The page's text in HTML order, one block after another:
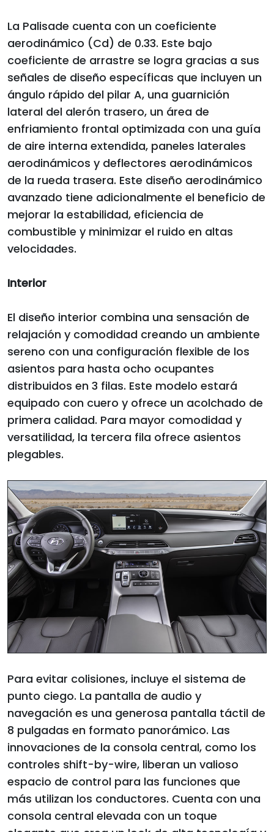
La Palisade cuenta con un coeficiente
aerodinámico (Cd) de 0.33. Este bajo
coeficiente de arrastre se logra gracias a sus
señales de diseño específicas que incluyen un
ángulo rápido del pilar A, una guarnición
lateral del alerón trasero, un área de
enfriamiento frontal optimizada con una guía
de aire interna extendida, paneles laterales
aerodinámicos y deflectores aerodinámicos
de la rueda trasera. Este diseño aerodinámico
avanzado tiene adicionalmente el beneficio de
mejorar la estabilidad, eficiencia de
combustible y minimizar el ruido en altas
velocidades.
Interior
El diseño interior combina una sensación de
relajación y comodidad creando un ambiente
sereno con una configuración flexible de los
asientos para hasta ocho ocupantes
distribuidos en 3 filas. Este modelo estará
equipado con cuero y ofrece un acolchado de
primera calidad. Para mayor comodidad y
versatilidad, la tercera fila ofrece asientos
plegables.
Para evitar colisiones, incluye el sistema de
punto ciego. La pantalla de audio y
navegación es una generosa pantalla táctil de
8 pulgadas en formato panorámico. Las
innovaciones de la consola central, como los
controles shift-by-wire, liberan un valioso
espacio de control para las funciones que
más utilizan los conductores. Cuenta con una
consola central elevada con un toque